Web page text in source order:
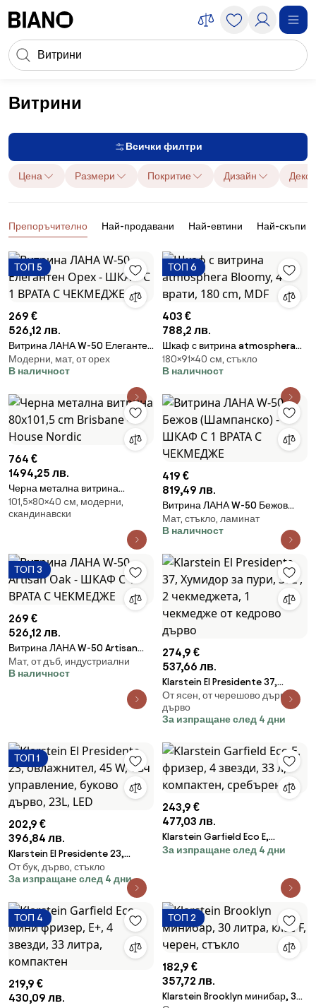
Търсене
Витрини
Мебели Шкафове и гардероби
Всички филтри
Цена Размери Покритие Дизайн Декор
Продукти
Препоръчително Най-продавани Най-евтини Най-скъпи
ТОП 5
269 €
526,12 лв.
Витрина ЛАНА W-50 Елегантен
Орех - ШКАФ С 1 ВРАТА С
ЧЕКМЕДЖЕ
Модерни, мат, от орех
В наличност
ТОП 6
403 €
788,2 лв.
Шкаф с витрина atmosphera
Bloomy, 4 врати, 180 cm, MDF
180×91×40 cм, стъкло
В наличност
764 €
1494,25 лв.
Черна метална витрина
80x101,5 cm Brisbane - House
Nordic
101,5×80×40 cм, модерни,
скандинавски
419 €
819,49 лв.
Витрина ЛАНА W-50 Бежов
(Шампанско) - ШКАФ С 1 ВРАТА
С ЧЕКМЕДЖЕ
Мат, стъкло, ламинат
В наличност
ТОП 3
269 €
526,12 лв.
Витрина ЛАНА W-50 Artisan
Oak - ШКАФ С 1 ВРАТА С
ЧЕКМЕДЖЕ
Мат, от дъб, индустриални
В наличност
274,9 €
537,66 лв.
Klarstein El Presidente 37,
Хумидор за пури, 37L , 2
чекмеджета, 1 чекмедже от
кедрово дърво
От ясен, от черешово дърво,
дърво
За изпращане след 4 дни
ТОП 1
202,9 €
396,84 лв.
Klarstein El Presidente 23,
овлажнител, 45 W, тъч
управление, буково дърво, 23L,
От бук, дърво, стъкло
За изпращане след 4 дни
243,9 €
477,03 лв.
Klarstein Garfield Eco E,
фризер, 4 звезди, 33 л,
За изпращане след 4 дни
ТОП 4
219,9 €
430,09 лв.
ТОП 2
182,9 €
357,72 лв.
Klarstein Brooklyn минибар, 30